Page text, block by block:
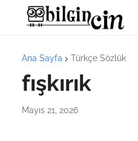
Ana Sayfa Türkçe Sözlük
fışkırık
Mayıs 21, 2026